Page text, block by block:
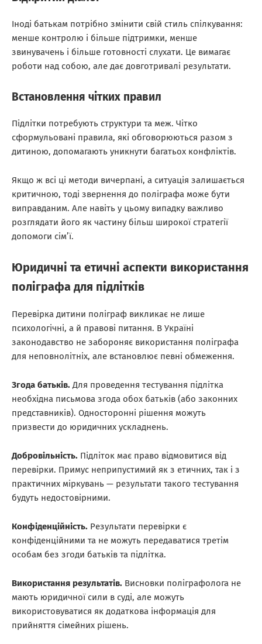
Іноді батькам потрібно змінити свій стиль спілкування:
менше контролю і більше підтримки, менше
звинувачень і більше готовності слухати. Це вимагає
роботи над собою, але дає довготривалі результати.
Встановлення чітких правил
Підлітки потребують структури та меж. Чітко
сформульовані правила, які обговорюються разом з
дитиною, допомагають уникнути багатьох конфліктів.
Якщо ж всі ці методи вичерпані, а ситуація залишається
критичною, тоді звернення до поліграфа може бути
виправданим. Але навіть у цьому випадку важливо
розглядати його як частину більш широкої стратегії
допомоги сім’ї.
Юридичні та етичні аспекти використання
поліграфа для підлітків
Перевірка дитини поліграф викликає не лише
психологічні, а й правові питання. В Україні
законодавство не забороняє використання поліграфа
для неповнолітніх, але встановлює певні обмеження.
Згода батьків. Для проведення тестування підлітка
необхідна письмова згода обох батьків (або законних
представників). Односторонні рішення можуть
призвести до юридичних ускладнень.
Добровільність. Підліток має право відмовитися від
перевірки. Примус неприпустимий як з етичних, так і з
практичних міркувань — результати такого тестування
будуть недостовірними.
Конфіденційність. Результати перевірки є
конфіденційними та не можуть передаватися третім
особам без згоди батьків та підлітка.
Використання результатів. Висновки поліграфолога не
мають юридичної сили в суді, але можуть
використовуватися як додаткова інформація для
прийняття сімейних рішень.